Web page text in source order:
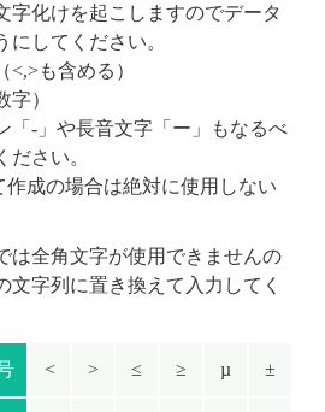
字化けを起こしますのでデータ
にしてください。
<,>も含める）
字）
「-」や長音文字「ー」もなるべ
ださい。
成の場合は絶対に使用しない
は全角文字が使用できませんの
文字列に置き換えて入力してく
< > ≤ ≥ µ ±